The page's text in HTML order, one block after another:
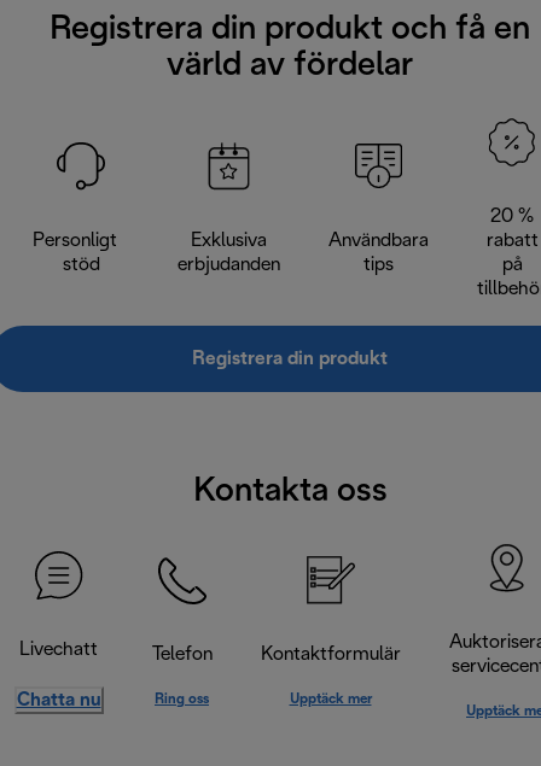
Registrera din produkt och få en
värld av fördelar
Personligt
stöd
Exklusiva
erbjudanden
Användbara
tips
20 %
rabatt
på
Registrera din produkt
Kontakta oss
Livechatt
Chatta nu
Telefon
Ring oss
Kontaktformulär
Upptäck mer
Upptäck